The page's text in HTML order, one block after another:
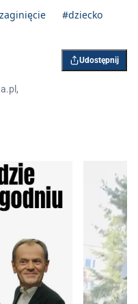
#dziecko
Udostępnij